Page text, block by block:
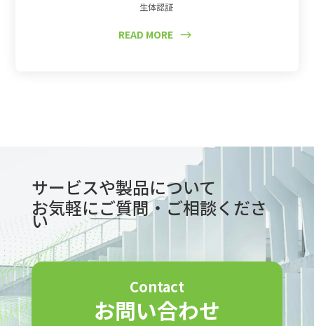
生体認証
READ MORE $
サービスや製品について
お気軽にご質問・ご相談くださ
い
Contact
お問い合わせ